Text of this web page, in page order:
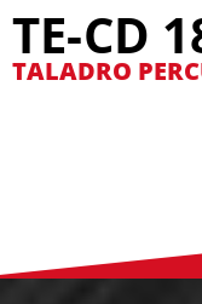
TE-CD
TALADRO